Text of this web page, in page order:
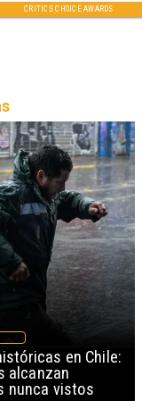
CRITICS CHOICE AWARDS
en Chile:
alcanzan
nunca vistos